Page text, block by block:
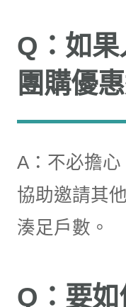
Q：如果
團購優
A：不必擔
協助邀請其
湊足戶數。
Q：要